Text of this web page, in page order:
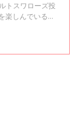
トスワローズ投
楽しんでいるそ